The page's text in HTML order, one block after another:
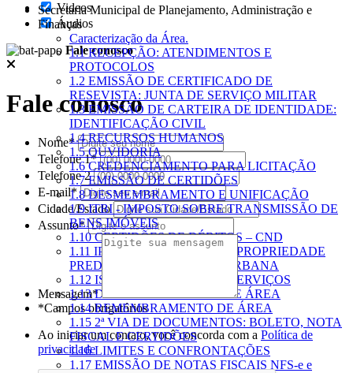
Videos
Áudios
Fale conosco
Fale conosco
Nome*
Telefone 1*
Telefone 2
E-mail*
Cidade/Estado
Assunto*
Mensagem*
*Campos obrigatórios
Ao iniciar um contato, você concorda com a Política de
privacidade
Secretaria Municipal de Planejamento, Administração e
Finanças
Caracterização da Área.
1.1 RECEPÇÃO: ATENDIMENTOS E
PROTOCOLOS
1.2 EMISSÃO DE CERTIFICADO DE
RESEVISTA: JUNTA DE SERVIÇO MILITAR
1.3 EMISSÃO DE CARTEIRA DE IDENTIDADE:
IDENTIFICAÇÃO CIVIL
1.4 RECURSOS HUMANOS
1.5 OUVIDORIA
1.6 CREDENCIAMENTO PARA LICITAÇÃO
1.7 EMISSÃO DE CERTIDÕES
1.8 DESMEMBRAMENTO E UNIFICAÇÃO
1.9 ITBI - IMPOSTO SOBRE TRANSMISSÃO DE
BENS IMÓVEIS
1.10 CERTIDÕES DE DÉBITOS – CND
1.11 IPTU - IMPOSTO SOBRE PROPRIEDADE
PREDIAL E TERRITORIAL URBANA
1.12 ISS – IMPOSTO SOBRE SERVIÇOS
1.13 DESMEMBRAMENTO DE ÁREA
1.14 REMEMBRAMENTO DE ÁREA
1.15 2ª VIA DE DOCUMENTOS: BOLETO, NOTA
FISCAL E CERTIDÕES
1.16 LIMITES E CONFRONTAÇÕES
1.17 EMISSÃO DE NOTAS FISCAIS NFS-e e